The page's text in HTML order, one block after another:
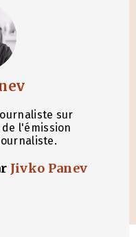
sur
l'émission
Jivko Panev